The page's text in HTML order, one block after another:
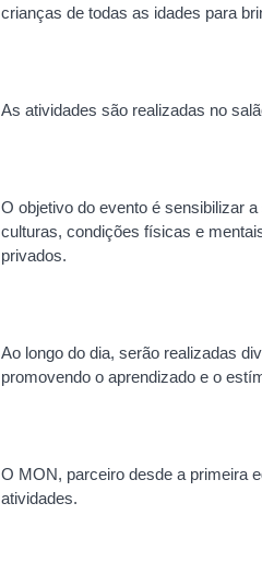
crianças de todas as idades para
As atividades são realizadas no
O objetivo do evento é sensibilizar
culturas, condições físicas e
privados.
Ao longo do dia, serão realizadas
promovendo o aprendizado e o
O MON, parceiro desde a primeira
atividades.